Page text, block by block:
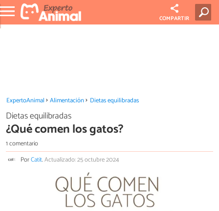
COMPARTIR
ExpertoAnimal Alimentación Dietas equilibradas
Dietas equilibradas
¿Qué comen los gatos?
1 comentario
PorCatit.Actualizado: 25 octubre 2024